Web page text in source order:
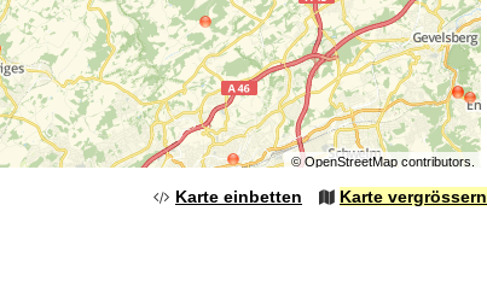
© OpenStreetMapcontributors.
Karte einbetten Karte vergrössern